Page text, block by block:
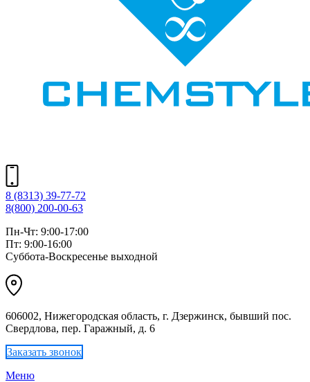
8 (8313) 39-77-72
8(800) 200-00-63
Пн-Чт: 9:00-17:00
Пт: 9:00-16:00
Суббота-Воскресенье выходной
606002, Нижегородская область, г. Дзержинск, бывший пос.
Свердлова, пер. Гаражный, д. 6
Заказать звонок
Меню